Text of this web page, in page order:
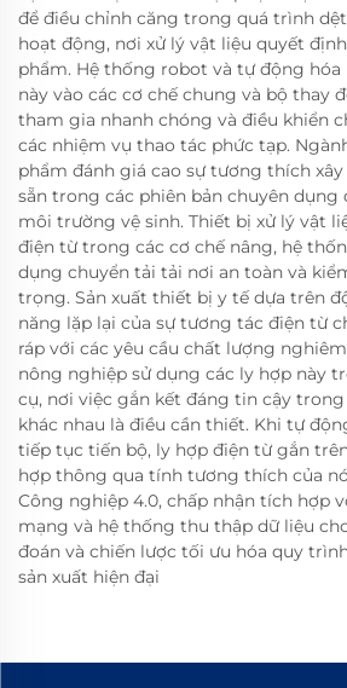
để điều chỉnh căng trong quá trình
hoạt động, nơi xử lý vật liệu quyết
phẩm. Hệ thống robot và tự động hóa
này vào các cơ chế chung và bộ thay
tham gia nhanh chóng và điều khiển
các nhiệm vụ thao tác phức tạp.
phẩm đánh giá cao sự tương thích
sẵn trong các phiên bản chuyên dụng
môi trường vệ sinh. Thiết bị xử lý vật
điện từ trong các cơ chế nâng, hệ
dụng chuyển tải tải nơi an toàn và
trọng. Sản xuất thiết bị y tế dựa trên
năng lặp lại của sự tương tác điện từ
ráp với các yêu cầu chất lượng
nông nghiệp sử dụng các ly hợp này
cụ, nơi việc gắn kết đáng tin cậy
khác nhau là điều cần thiết. Khi tự
tiếp tục tiến bộ, ly hợp điện từ gắn
hợp thông qua tính tương thích của
Công nghiệp 4.0, chấp nhận tích hợp
mạng và hệ thống thu thập dữ liệu
đoán và chiến lược tối ưu hóa quy
sản xuất hiện đại